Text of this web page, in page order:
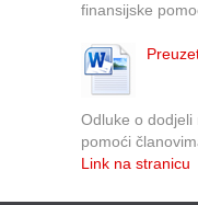
finansijske
Odluke o dodjeli
pomoći
Link na stranicu